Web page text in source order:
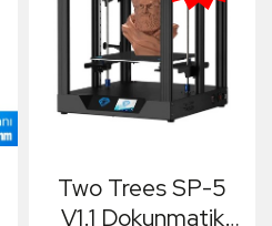
Two Trees SP-5
V1.1 Dokunmatik